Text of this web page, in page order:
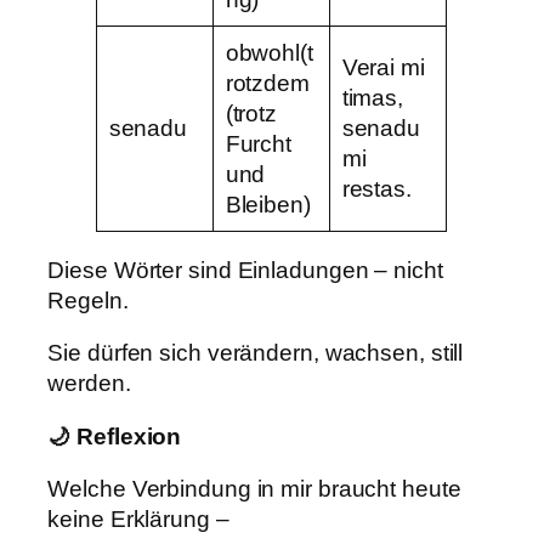
senadu
obwohl(t
rotzdem
(trotz
Furcht
und
Bleiben)
Verai mi
timas,
senadu
mi
restas.
Diese Wörter sind Einladungen – nicht
Regeln.
Sie dürfen sich verändern, wachsen, still
werden.
🌙 Reflexion
Welche Verbindung in mir braucht heute
keine Erklärung –